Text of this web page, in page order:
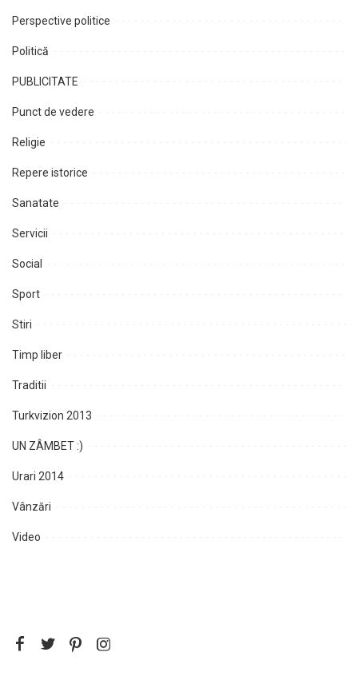
Perspective politice
Politică
PUBLICITATE
Punct de vedere
Religie
Repere istorice
Sanatate
Servicii
Social
Sport
Stiri
Timp liber
Traditii
Turkvizion 2013
UN ZÂMBET :)
Urari 2014
Vânzări
Video